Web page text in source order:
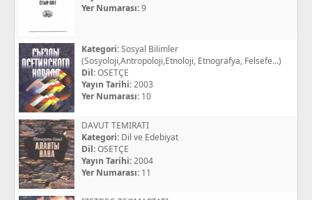
Yer Numarası:9
Kategori:Sosyal Bilimler
(Sosyoloji,Antropoloji,Etnoloji, Etnografya, Felsefe...)
Dil:OSETÇE
Yayın Tarihi:2003
Yer Numarası: 10
DAVUT TEMIRATI
Kategori: Dil ve Edebiyat
Dil:OSETÇE
Yayın Tarihi:2004
Yer Numarası: 11